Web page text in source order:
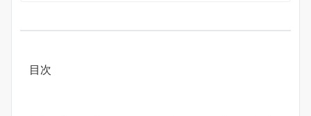
目次